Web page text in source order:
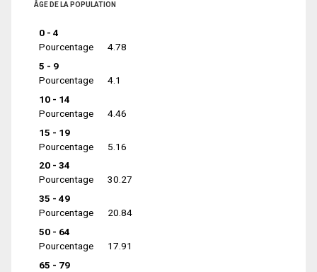
ÂGE DE LA POPULATION
0 - 4
Pourcentage
4.78
5 - 9
Pourcentage
4.1
10 - 14
Pourcentage
4.46
15 - 19
Pourcentage
5.16
20 - 34
Pourcentage
30.27
35 - 49
Pourcentage
20.84
50 - 64
Pourcentage
17.91
65 - 79